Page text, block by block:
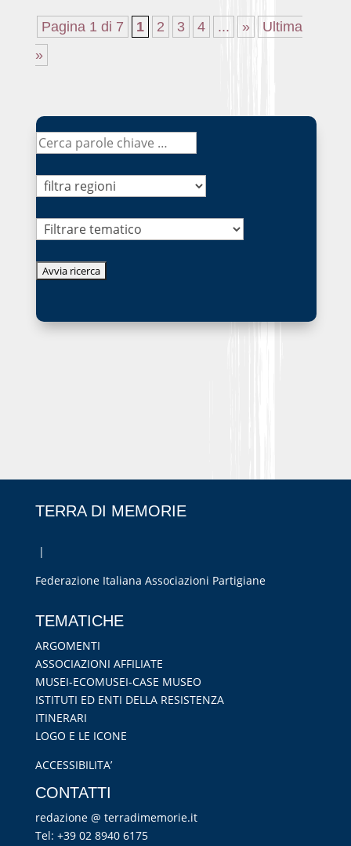
Pagina 1 di 7 1 2 3 4 ... »
Ultima
»
Tematico
TERRA DI MEMORIE
|
Federazione Italiana Associazioni Partigiane
TEMATICHE
ARGOMENTI
ASSOCIAZIONI AFFILIATE
MUSEI-ECOMUSEI-CASE MUSEO
ISTITUTI ED ENTI DELLA RESISTENZA
ITINERARI
LOGO E LE ICONE
ACCESSIBILITA’
CONTATTI
redazione @ terradimemorie.it
Tel: +39 02 8940 6175
RIPRISTINA
-A 100% +A
Alto Contrasto
Modalità Scura
Disattiva Immagini
Cursore Grande
Guida Lettura
Lettura Vocale